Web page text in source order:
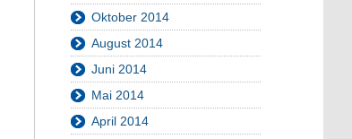
Oktober 2014
August 2014
Juni 2014
Mai 2014
April 2014